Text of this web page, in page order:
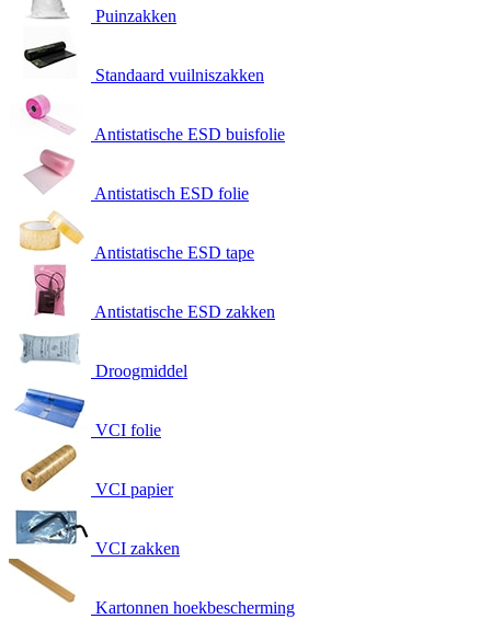
Puinzakken
Standaard vuilniszakken
Antistatische ESD buisfolie
Antistatisch ESD folie
Antistatische ESD tape
Antistatische ESD zakken
Droogmiddel
VCI folie
VCI papier
VCI zakken
Kartonnen hoekbescherming